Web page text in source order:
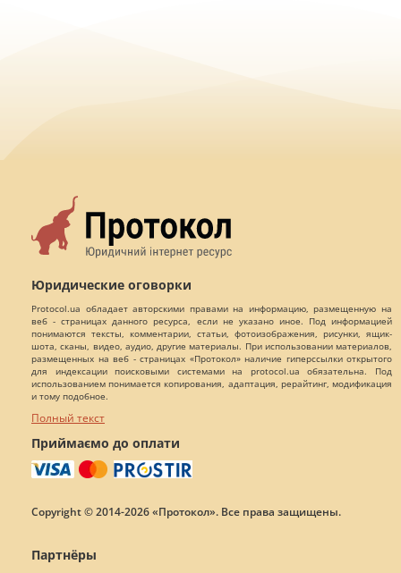
Юридические оговорки
Protocol.ua обладает авторскими правами на информацию, размещенную на
веб - страницах данного ресурса, если не указано иное. Под информацией
понимаются тексты, комментарии, статьи, фотоизображения, рисунки, ящик-
шота, сканы, видео, аудио, другие материалы. При использовании материалов,
размещенных на веб - страницах «Протокол» наличие гиперссылки открытого
для индексации поисковыми системами на protocol.ua обязательна. Под
использованием понимается копирования, адаптация, рерайтинг, модификация
и тому подобное.
Полный текст
Приймаємо до оплати
Copyright © 2014-2026 «Протокол». Все права защищены.
Партнёры